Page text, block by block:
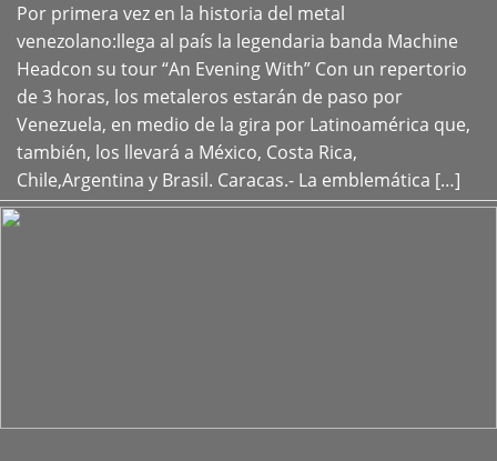
Por primera vez en la historia del metal
venezolano:llega al país la legendaria banda Machine
Headcon su tour “An Evening With” Con un repertorio
de 3 horas, los metaleros estarán de paso por
Venezuela, en medio de la gira por Latinoamérica que,
también, los llevará a México, Costa Rica,
Chile,Argentina y Brasil. Caracas.- La emblemática […]
+